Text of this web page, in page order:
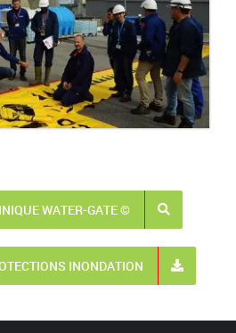
WATER-GATE ©
INONDATION